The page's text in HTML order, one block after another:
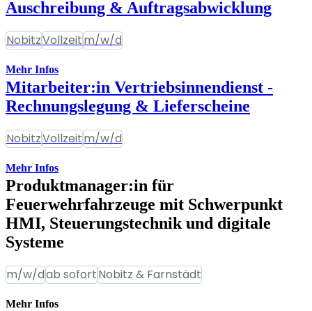
Auschreibung & Auftragsabwicklung
NobitzVollzeitm/w/d
Mehr Infos
Mitarbeiter:in Vertriebsinnendienst -
Rechnungslegung & Lieferscheine
NobitzVollzeitm/w/d
Mehr Infos
Produktmanager:in für
Feuerwehrfahrzeuge mit Schwerpunkt
HMI, Steuerungstechnik und digitale
Systeme
m/w/dab sofortNobitz & Farnstädt
Mehr Infos